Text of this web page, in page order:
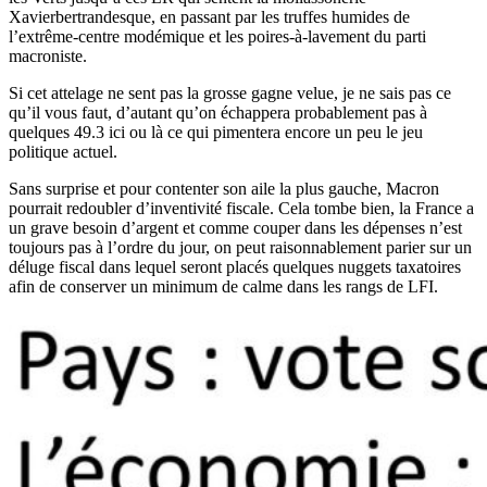
Xavierbertrandesque, en passant par les truffes humides de
l’extrême-centre modémique et les poires-à-lavement du parti
macroniste.
Si cet attelage ne sent pas la grosse gagne velue, je ne sais pas ce
qu’il vous faut, d’autant qu’on échappera probablement pas à
quelques 49.3 ici ou là ce qui pimentera encore un peu le jeu
politique actuel.
Sans surprise et pour contenter son aile la plus gauche, Macron
pourrait redoubler d’inventivité fiscale. Cela tombe bien, la France a
un grave besoin d’argent et comme couper dans les dépenses n’est
toujours pas à l’ordre du jour, on peut raisonnablement parier sur un
déluge fiscal dans lequel seront placés quelques nuggets taxatoires
afin de conserver un minimum de calme dans les rangs de LFI.